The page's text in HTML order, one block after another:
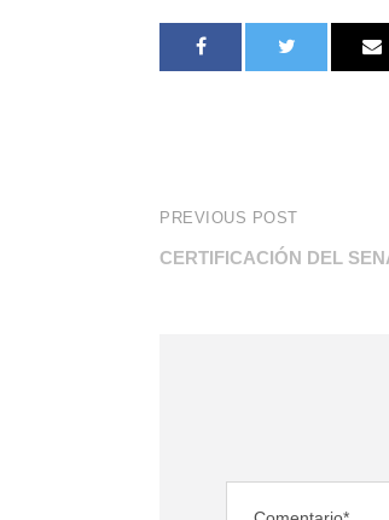
PREVIOUS POST
CERTIFICACIÓN DEL